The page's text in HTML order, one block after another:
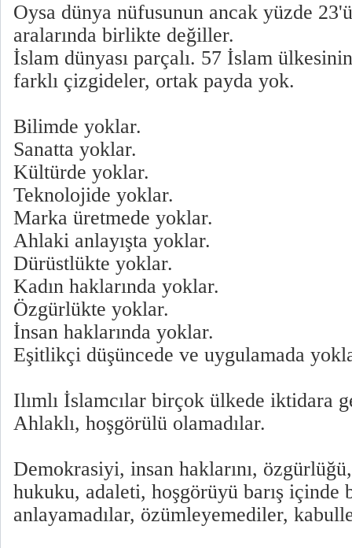
Oysa dünya nüfusunun ancak yüzde
aralarında birlikte değiller.
İslam dünyası parçalı. 57 İslam
farklı çizgideler, ortak payda yok.
Bilimde yoklar.
Sanatta yoklar.
Kültürde yoklar.
Teknolojide yoklar.
Marka üretmede yoklar.
Ahlaki anlayışta yoklar.
Dürüstlükte yoklar.
Kadın haklarında yoklar.
Özgürlükte yoklar.
İnsan haklarında yoklar.
Eşitlikçi düşüncede ve uygulamada
Ilımlı İslamcılar birçok ülkede iktidara
Ahlaklı, hoşgörülü olamadılar.
Demokrasiyi, insan haklarını,
hukuku, adaleti, hoşgörüyü barış içinde
anlayamadılar, özümleyemediler,